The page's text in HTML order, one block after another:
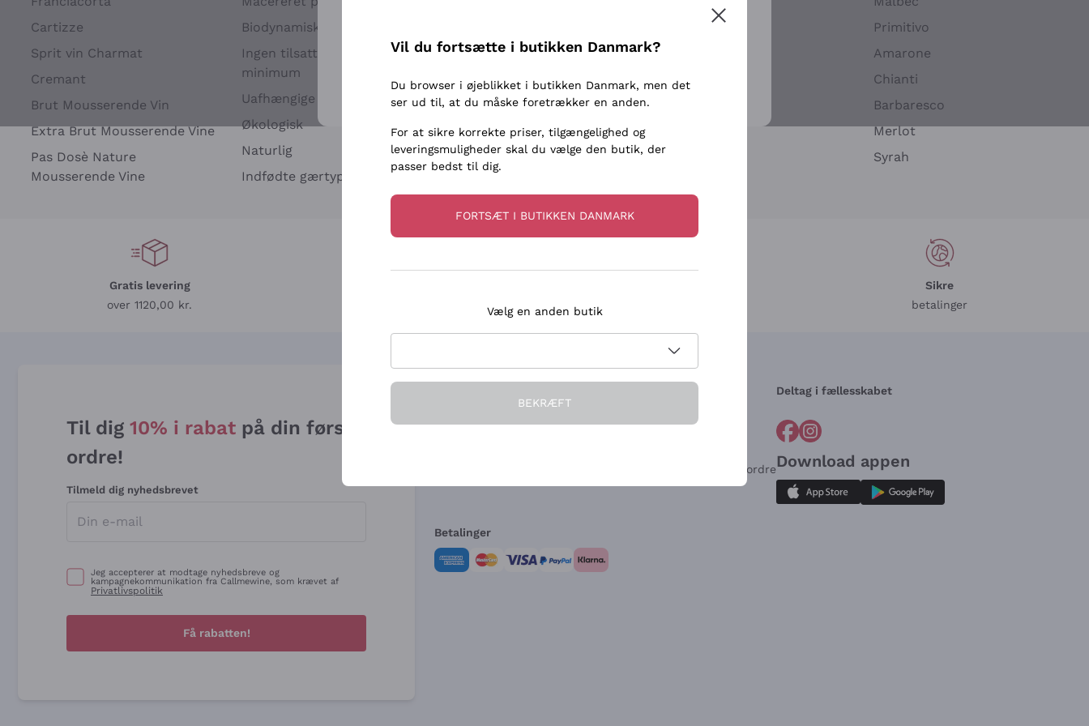
Cartizze
Sprit vin Charmat
Cremant
Brut Mousserende Vin
Extra Brut Mousserende Vine
Pas Dosè Nature
Mousserende Vine
Biodynamisk
Ingen tilsatte sulfitter eller
minimum
Uafhængige Vinavlere
Økologisk
Naturlig
Indfødte gærtyper
Biondi Santi
Franz Haas
Argiolas
Zenato
Ca' dei Frati
Ribolla Gialla
Sauvignon
Primitivo
Amarone
Chianti
Barbaresco
Merlot
Syrah
Gratis levering
over 1120,00 kr.
Sikre
betalinger
Til dig 10% i rabat på din første
ordre!
Tilmeld dig nyhedsbrevet
Jeg accepterer at modtage nyhedsbreve og
kampagnekommunikation fra Callmewine, som krævet af
Privatlivspolitik
Få rabatten!
Hvem vi er
Kundeservice
Fortrydelsesformular for ordre
Deltag i fællesskabet
Download appen
Betalinger
Tilmeld
For flere oplysninger, læs voresPrivatlivspolitik
Vil du fortsætte i butikken Danmark?
Du browser i øjeblikket i butikken Danmark, men det
ser ud til, at du måske foretrækker en anden.
For at sikre korrekte priser, tilgængelighed og
leveringsmuligheder skal du vælge den butik, der
passer bedst til dig.
FORTSÆT I BUTIKKEN DANMARK
Vælg en anden butik
BEKRÆFT